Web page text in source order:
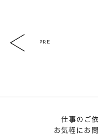
PRE
仕事のご
お気軽にお